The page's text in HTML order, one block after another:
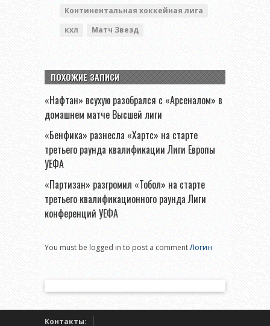
Континентальная хоккейная лига
кхл
Матч Звезд
ПОХОЖИЕ ЗАПИСИ
«Нафтан» всухую разобрался с «Арсеналом» в
домашнем матче Высшей лиги
«Бенфика» разнесла «Хартс» на старте
третьего раунда квалификации Лиги Европы
УЕФА
«Партизан» разгромил «Тобол» на старте
третьего квалификационного раунда Лиги
конференций УЕФА
You must be logged in to post a commentЛогин
Контакты: